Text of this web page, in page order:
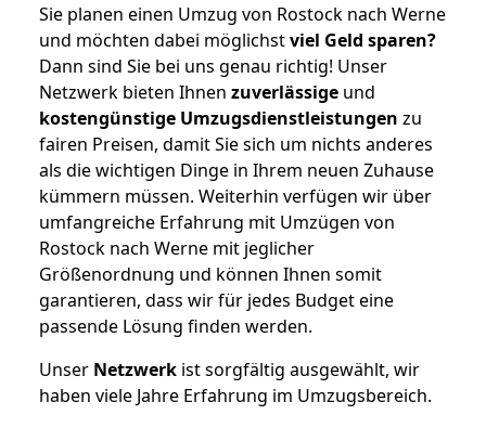
Sie planen einen Umzug von Rostock nach Werne
und möchten dabei möglichstviel Geld sparen?
Dann sind Sie bei uns genau richtig! Unser
Netzwerk bieten Ihnen zuverlässige und
kostengünstige Umzugsdienstleistungen zu
fairen Preisen, damit Sie sich um nichts anderes
als die wichtigen Dinge in Ihrem neuen Zuhause
kümmern müssen. Weiterhin verfügen wir über
umfangreiche Erfahrung mit Umzügen von
Rostock nach Werne mit jeglicher
Größenordnung und können Ihnen somit
garantieren, dass wir für jedes Budget eine
passende Lösung finden werden.
Unser Netzwerk ist sorgfältig ausgewählt, wir
haben viele Jahre Erfahrung im Umzugsbereich.